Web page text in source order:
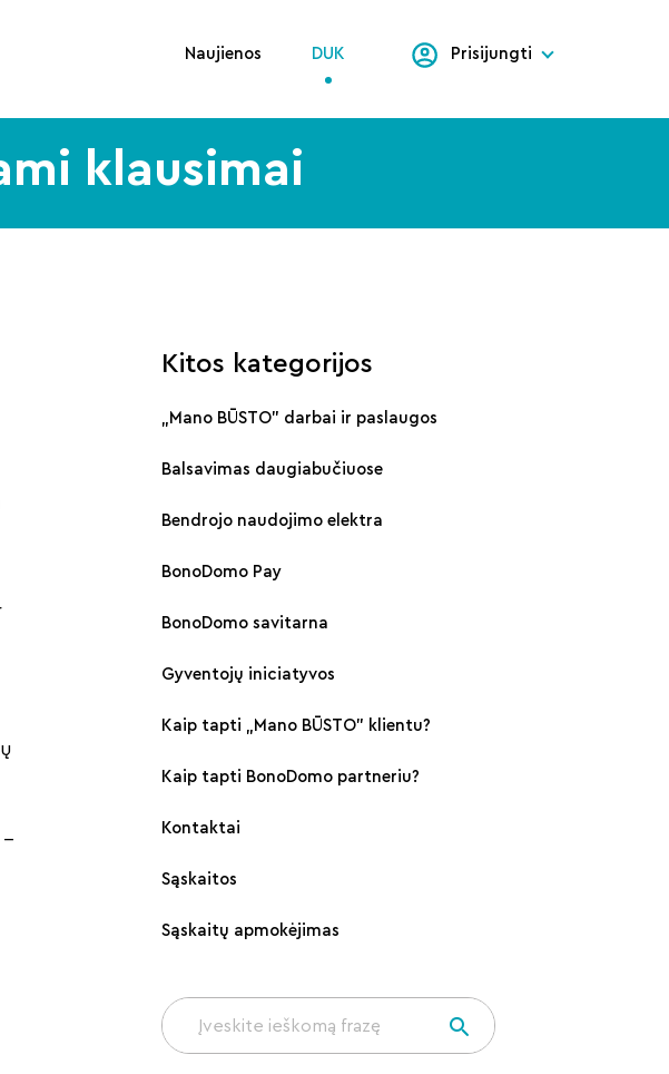
Naujienos DUK Prisijungti
klausimai
Kitos kategorijos
„Mano BŪSTO" darbai ir paslaugos
Balsavimas daugiabučiuose
Bendrojo naudojimo elektra
BonoDomo Pay
BonoDomo savitarna
Gyventojų iniciatyvos
Kaip tapti „Mano BŪSTO" klientu?
Kaip tapti BonoDomo partneriu?
Kontaktai
Sąskaitos
Sąskaitų apmokėjimas